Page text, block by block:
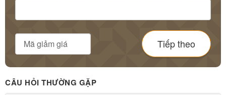
Tiếp theo
CÂU HỎI THƯỜNG GẶP